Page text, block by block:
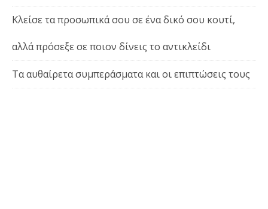
Κλείσε τα προσωπικά σου σε ένα δικό σου κουτί,
αλλά πρόσεξε σε ποιον δίνεις το αντικλείδι
Τα αυθαίρετα συμπεράσματα και οι επιπτώσεις τους